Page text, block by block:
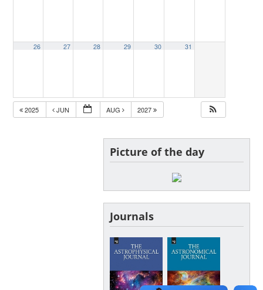
26 27 28 29 30 31
2025 JUN AUG 2027
Picture of the day
Journals